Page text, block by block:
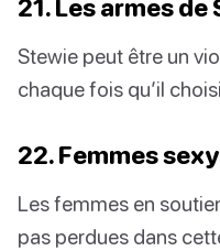
21. Les armes de
Stewie peut être un
chaque fois qu’il
22. Femmes sexy
Les femmes en
pas perdues dans